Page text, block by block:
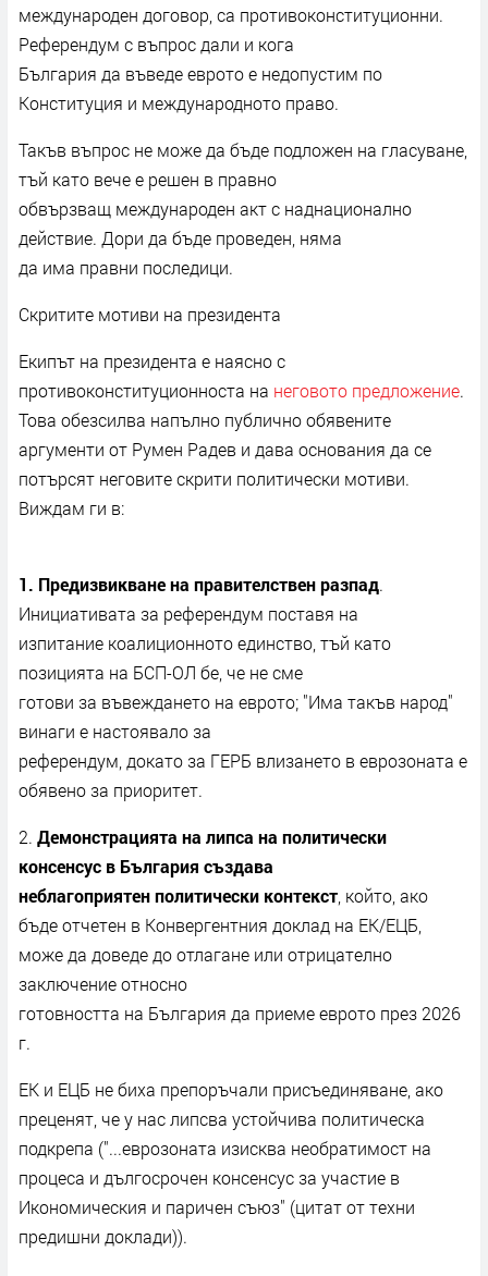
международен договор, са противоконституционни.
Референдум с въпрос дали и кога
България да въведе еврото е недопустим по
Конституция и международното право.
Такъв въпрос не може да бъде подложен на гласуване,
тъй като вече е решен в правно
обвързващ международен акт с наднационално
действие. Дори да бъде проведен, няма
да има правни последици.
Скритите мотиви на президента
Екипът на президента е наясно с
противоконституционноста на неговото предложение.
Това обезсилва напълно публично обявените
аргументи от Румен Радев и дава основания да се
потърсят неговите скрити политически мотиви.
Виждам ги в:
1. Предизвикване на правителствен разпад.
Инициативата за референдум поставя на
изпитание коалиционното единство, тъй като
позицията на БСП-ОЛ бе, че не сме
готови за въвеждането на еврото; "Има такъв народ"
винаги е настоявало за
референдум, докато за ГЕРБ влизането в еврозоната е
обявено за приоритет.
2. Демонстрацията на липса на политически
консенсус в България създава
неблагоприятен политически контекст , който, ако
бъде отчетен в Конвергентния доклад на ЕК/ЕЦБ,
може да доведе до отлагане или отрицателно
заключение относно
готовността на България да приеме еврото през 2026
г.
ЕК и ЕЦБ не биха препоръчали присъединяване, ако
преценят, че у нас липсва устойчива политическа
подкрепа ("...еврозоната изисква необратимост на
процеса и дългосрочен консенсус за участие в
Икономическия и паричен съюз" (цитат от техни
предишни доклади)).